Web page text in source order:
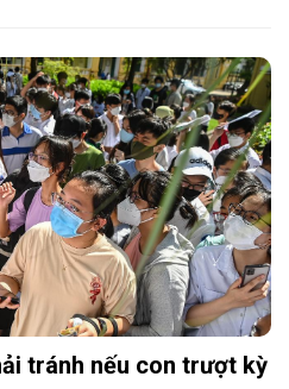
tránh nếu con trượt kỳ